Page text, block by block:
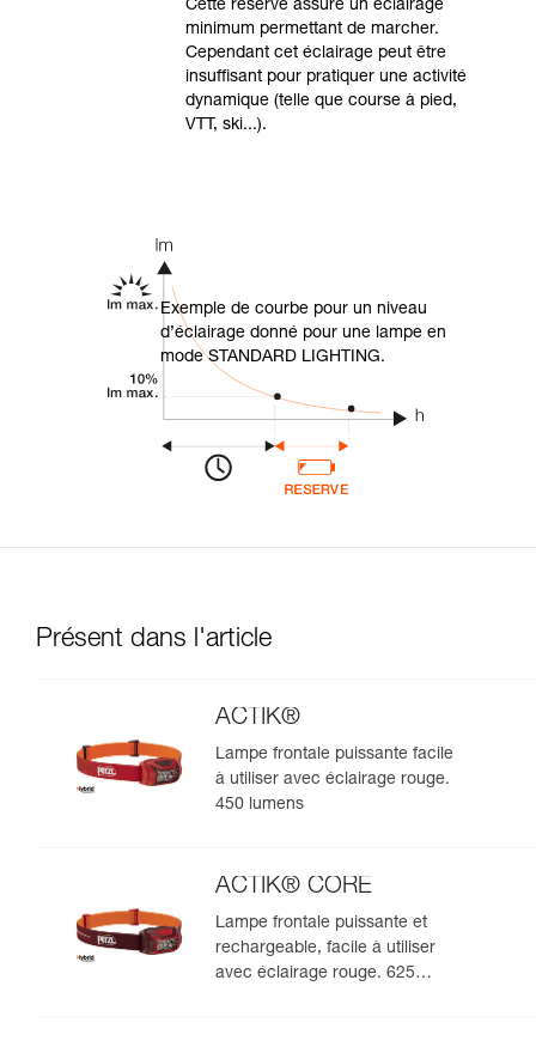
Cette réserve assure un éclairage
minimum permettant de marcher.
Cependant cet éclairage peut être
insuffisant pour pratiquer une activité
dynamique (telle que course à pied,
VTT, ski...).
Exemple de courbe pour un niveau
d’éclairage donné pour une lampe en
mode STANDARD LIGHTING.
Présent dans l'article
ACTIK®
Lampe frontale puissante facile
à utiliser avec éclairage rouge.
450 lumens
ACTIK® CORE
Lampe frontale puissante et
rechargeable, facile à utiliser
avec éclairage rouge. 625